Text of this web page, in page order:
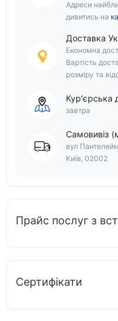
Адреси
дивитись на
Доставка
Економна
Вартість
розміру та
Кур'єрська
завтра
Самовивіз
вул
Київ, 02002
Прайс послуг з
Сертифікати